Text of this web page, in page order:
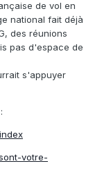
de vol en
national fait déjà
des réunions
pas d'espace de
s'appuyer
votre-